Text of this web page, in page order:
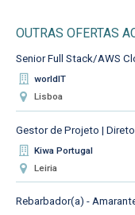
OUTRAS OFERTAS
Senior Full Stack/AWS
worldIT
Lisboa
Gestor de Projeto |
Kiwa Portugal
Leiria
Rebarbador(a) -